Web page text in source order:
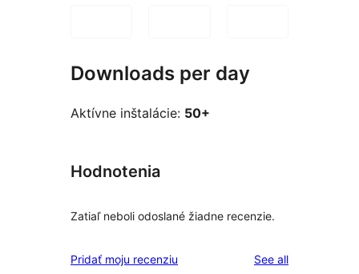
Downloads per day
Aktívne inštalácie: 50+
Hodnotenia
Zatiaľ neboli odoslané žiadne recenzie.
Pridať moju recenziu See allreviews